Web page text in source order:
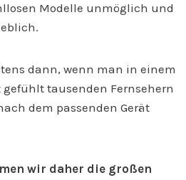
Modelle unmöglich und
dann, wenn man in einem
tausenden Fernsehern
dem passenden Gerät
wir daher die großen